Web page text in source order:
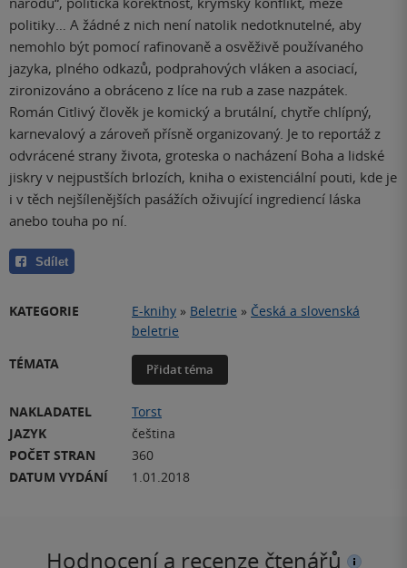
politiky… A žádné z nich není natolik nedotknutelné, aby
nemohlo být pomocí rafinovaně a osvěživě používaného
jazyka, plného odkazů, podprahových vláken a asociací,
zironizováno a obráceno z líce na rub a zase nazpátek.
Román Citlivý člověk je komický a brutální, chytře chlípný,
karnevalový a zároveň přísně organizovaný. Je to reportáž z
odvrácené strany života, groteska o nacházení Boha a lidské
jiskry v nejpustších brlozích, kniha o existenciální pouti, kde je
i v těch nejšílenějších pasážích oživující ingrediencí láska
anebo touha po ní.
Sdílet
KATEGORIE E-knihy » Beletrie » Česká a slovenská
beletrie
TÉMATA
Přidat téma
NAKLADATEL
Torst
JAZYK
čeština
POČET STRAN
360
DATUM VYDÁNÍ
1.01.2018
Hodnocení a recenze čtenářů